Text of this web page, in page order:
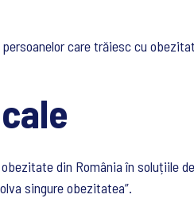
care trăiesc cu
din România în soluțiile
singure obezitatea”.